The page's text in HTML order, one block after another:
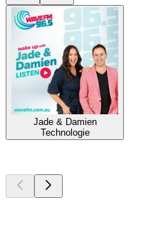
Jade & Damien
Technologie